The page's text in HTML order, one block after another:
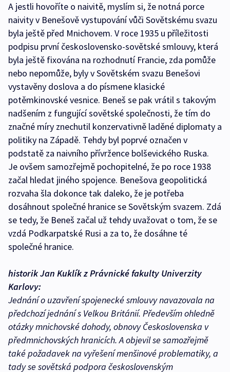
A jestli hovoříte o naivitě, myslím si, že notná porce
naivity v Benešově vystupování vůči Sovětskému svazu
byla ještě před Mnichovem. V roce 1935 u příležitosti
podpisu první československo-sovětské smlouvy, která
byla ještě fixována na rozhodnutí Francie, zda pomůže
nebo nepomůže, byly v Sovětském svazu Benešovi
vystavěny doslova a do písmene klasické
potěmkinovské vesnice. Beneš se pak vrátil s takovým
nadšením z fungující sovětské společnosti, že tím do
značné míry znechutil konzervativně laděné diplomaty a
politiky na Západě. Tehdy byl poprvé označen v
podstatě za naivního přívržence bolševického Ruska.
Je ovšem samozřejmě pochopitelné, že po roce 1938
začal hledat jiného spojence. Benešova geopolitická
rozvaha šla dokonce tak daleko, že je potřeba
dosáhnout společné hranice se Sovětským svazem. Zdá
se tedy, že Beneš začal už tehdy uvažovat o tom, že se
vzdá Podkarpatské Rusi a za to, že dosáhne té
společné hranice.
historik Jan Kuklík z Právnické fakulty Univerzity
Karlovy:
Jednání o uzavření spojenecké smlouvy navazovala na
předchozí jednání s Velkou Británií. Především ohledně
otázky mnichovské dohody, obnovy Československa v
předmnichovských hranicích. A objevil se samozřejmě
také požadavek na vyřešení menšinové problematiky, a
tady se sovětská podpora československým